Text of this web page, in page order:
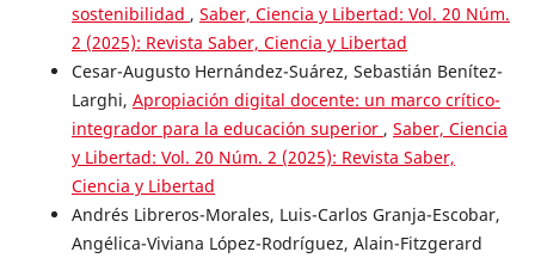
sostenibilidad , Saber, Ciencia y Libertad: Vol. 20 Núm.
2 (2025): Revista Saber, Ciencia y Libertad
Cesar-Augusto Hernández-Suárez, Sebastián Benítez-
Larghi, Apropiación digital docente: un marco crítico-
integrador para la educación superior , Saber, Ciencia
y Libertad: Vol. 20 Núm. 2 (2025): Revista Saber,
Ciencia y Libertad
Andrés Libreros-Morales, Luis-Carlos Granja-Escobar,
Angélica-Viviana López-Rodríguez, Alain-Fitzgerard